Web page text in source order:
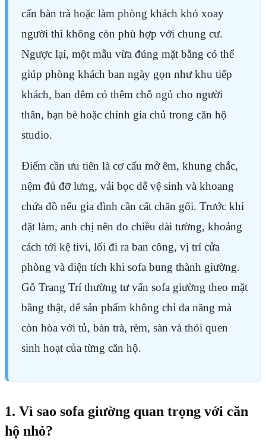
cấn bàn trà hoặc làm phòng khách khó xoay
người thì không còn phù hợp với chung cư.
Ngược lại, một mẫu vừa đúng mặt bằng có thể
giúp phòng khách ban ngày gọn như khu tiếp
khách, ban đêm có thêm chỗ ngủ cho người
thân, bạn bè hoặc chính gia chủ trong căn hộ
studio.
Điểm cần ưu tiên là cơ cấu mở êm, khung chắc,
nệm đủ đỡ lưng, vải bọc dễ vệ sinh và khoang
chứa đồ nếu gia đình cần cất chăn gối. Trước khi
đặt làm, anh chị nên đo chiều dài tường, khoảng
cách tới kệ tivi, lối đi ra ban công, vị trí cửa
phòng và diện tích khi sofa bung thành giường.
Gỗ Trang Trí thường tư vấn sofa giường theo mặt
bằng thật, để sản phẩm không chỉ đa năng mà
còn hòa với tủ, bàn trà, rèm, sàn và thói quen
sinh hoạt của từng căn hộ.
1. Vì sao sofa giường quan trọng với căn
hộ nhỏ?